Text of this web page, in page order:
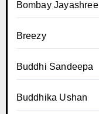
Bombay Jayashree
Breezy
Buddhi Sandeepa
Buddhika Ushan